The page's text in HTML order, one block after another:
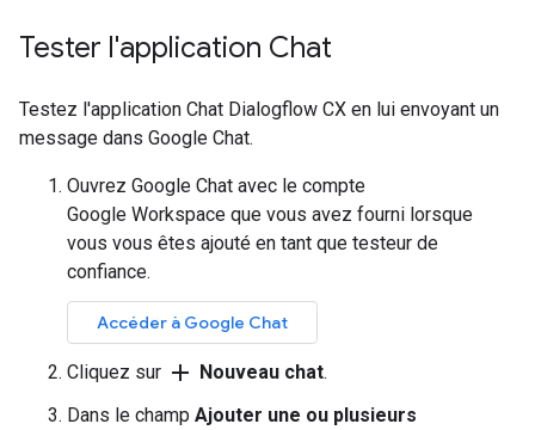
Tester l'application Chat
Testez l'application Chat Dialogflow CX en lui envoyant un
message dans Google Chat.
Ouvrez Google Chat avec le compte
Google Workspace que vous avez fourni lorsque
vous vous êtes ajouté en tant que testeur de
confiance.
Accéder à Google Chat
Cliquez sur add Nouveau chat.
Dans le champ Ajouter une ou plusieurs